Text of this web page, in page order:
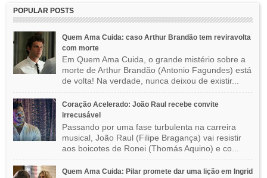
POPULAR POSTS
Quem Ama Cuida: caso Arthur Brandão tem reviravolta
com morte
Em Quem Ama Cuida, o grande mistério sobre a
morte de Arthur Brandão (Antonio Fagundes) está
de volta! Na verdade, nunca deixou de existir...
Coração Acelerado: João Raul recebe convite
irrecusável
Passando por uma fase turbulenta na carreira
musical, João Raul (Filipe Bragança) vai resistir
aos boicotes de Ronei (Thomás Aquino) e co...
Quem Ama Cuida: Pilar promete dar uma lição em Ingrid